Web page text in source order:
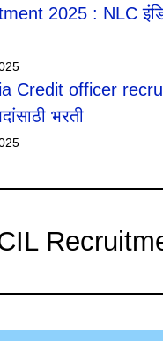
2025 : NLC
Credit officer
भरती